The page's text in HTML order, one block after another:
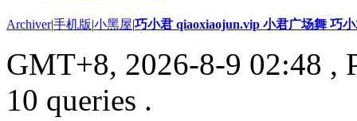
Archiver|手机版|小黑屋|巧小君 qiaoxiaojun.vip 小君广场舞 巧
GMT+8, 2026-8-9 02:48 ,
10 queries .